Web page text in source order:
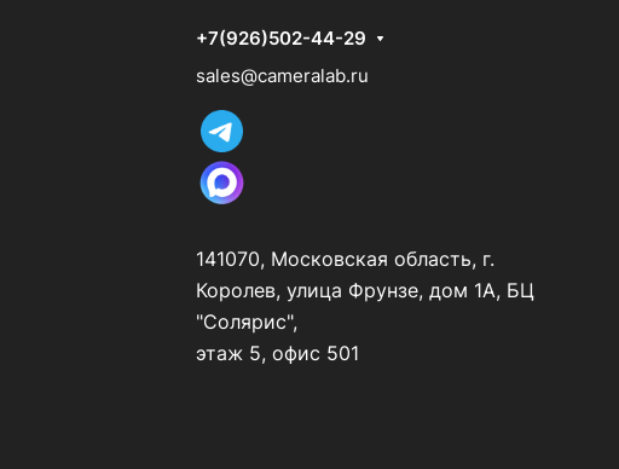
+7(926)502-44-29
sales@cameralab.ru
141070, Московская область, г.
Королев, улица Фрунзе, дом 1А, БЦ
"Солярис",
этаж 5, офис 501